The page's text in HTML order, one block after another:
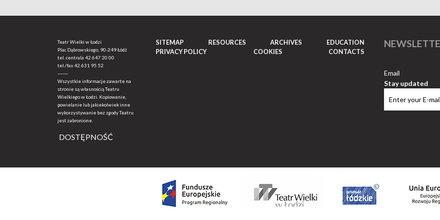
Teatr Wielki w Łodzi
Plac Dąbrowskiego, 90-249 Łódź
tel. centrala 42 647 20 00
tel./fax42 631 95 52
-------
Wszystkie informacje zawarte na
stronie są własnością Teatru
Wielkiego w Łodzi. Kopiowanie,
powielanie lub jakiekolwiek inne
wykorzystywanie bez zgody Teatru
jest zabronione.
DOSTĘPNOŚĆ
SITEMAP RESOURCES ARCHIVES
EDUCATION
PRIVACY POLICY
COOKIES CONTACTS
Email
Stay updated